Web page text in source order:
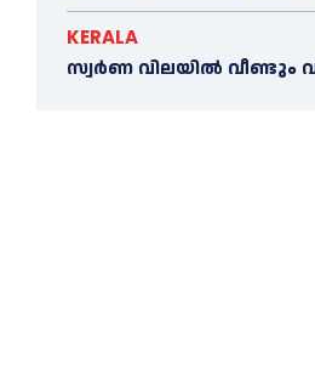
KERALA
സ്വർണ വിലയില്‍ വീണ്ടും